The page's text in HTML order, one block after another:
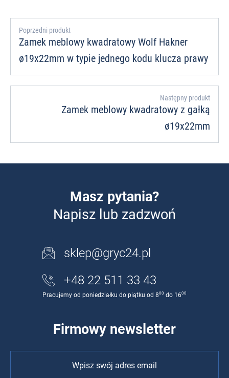
Poprzedni produkt
Zamek meblowy kwadratowy Wolf Hakner
ø19x22mm w typie jednego kodu klucza prawy
Następny produkt
Zamek meblowy kwadratowy z gałką
ø19x22mm
Masz pytania?
Napisz lub zadzwoń
sklep@gryc24.pl
+48 22 511 33 43
Pracujemy od poniedziałku do piątku od 800 do 1600
Firmowy newsletter